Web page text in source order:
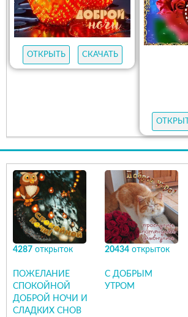
ОТКРЫТЬ СКАЧАТЬ
4287 открыток
ПОЖЕЛАНИЕ
СПОКОЙНОЙ
ДОБРОЙ НОЧИ И
СЛАДКИХ СНОВ
20434 открыток
С ДОБРЫМ
УТРОМ